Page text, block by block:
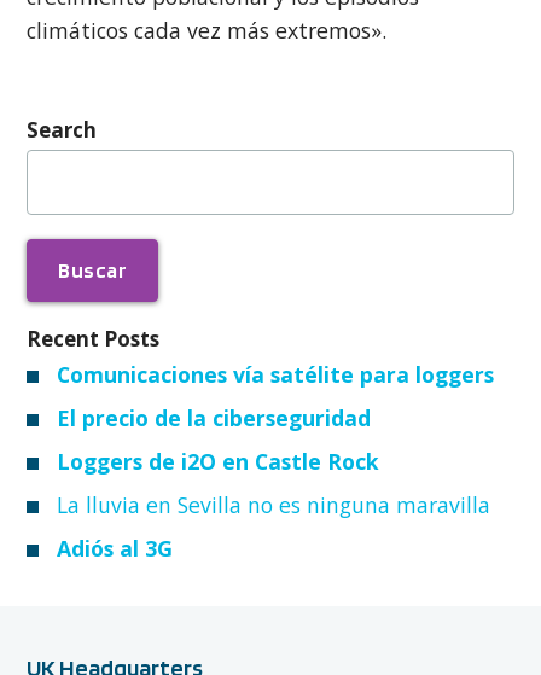
climáticos cada vez más extremos».
Search
Buscar:
Recent Posts
Comunicaciones vía satélite para loggers
El precio de la ciberseguridad
Loggers de i2O en Castle Rock
La lluvia en Sevilla no es ninguna maravilla
Adiós al 3G
UK Headquarters